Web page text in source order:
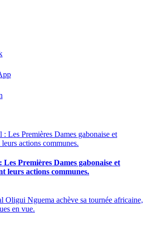
Les Premières Dames gabonaise et
leurs actions communes.